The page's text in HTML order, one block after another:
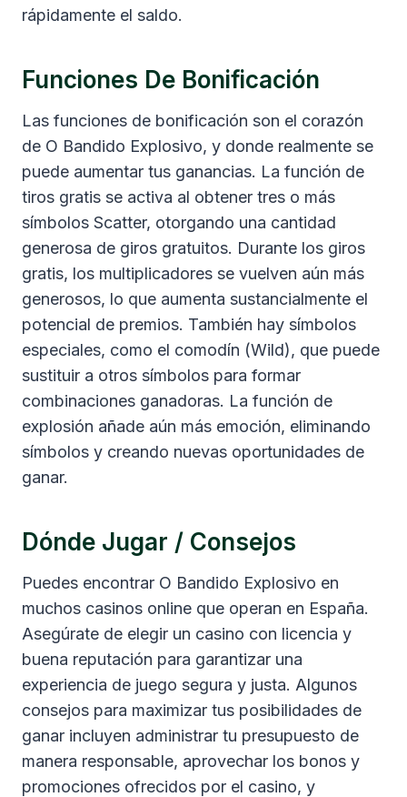
rápidamente el saldo.
Funciones De Bonificación
Las funciones de bonificación son el corazón
de O Bandido Explosivo, y donde realmente se
puede aumentar tus ganancias. La función de
tiros gratis se activa al obtener tres o más
símbolos Scatter, otorgando una cantidad
generosa de giros gratuitos. Durante los giros
gratis, los multiplicadores se vuelven aún más
generosos, lo que aumenta sustancialmente el
potencial de premios. También hay símbolos
especiales, como el comodín (Wild), que puede
sustituir a otros símbolos para formar
combinaciones ganadoras. La función de
explosión añade aún más emoción, eliminando
símbolos y creando nuevas oportunidades de
ganar.
Dónde Jugar / Consejos
Puedes encontrar O Bandido Explosivo en
muchos casinos online que operan en España.
Asegúrate de elegir un casino con licencia y
buena reputación para garantizar una
experiencia de juego segura y justa. Algunos
consejos para maximizar tus posibilidades de
ganar incluyen administrar tu presupuesto de
manera responsable, aprovechar los bonos y
promociones ofrecidos por el casino, y